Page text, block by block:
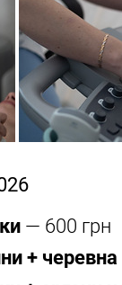
— 600 грн
+ черевна